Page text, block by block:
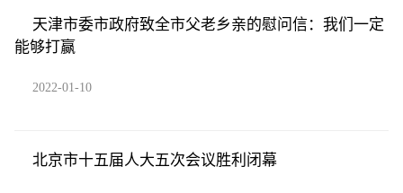
天津市委市政府致全市父老乡亲的慰问信：我们一定
能够打赢
2022-01-10
北京市十五届人大五次会议胜利闭幕